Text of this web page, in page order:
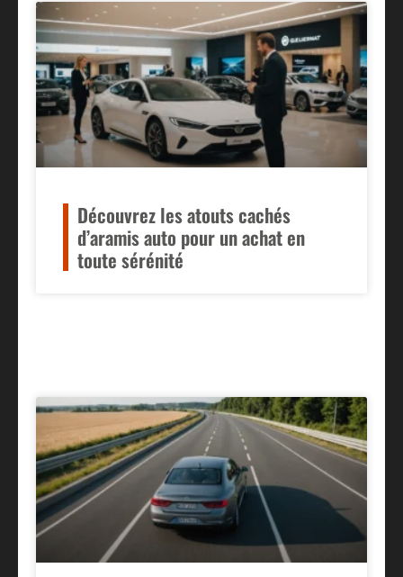
Découvrez les atouts cachés
d’aramis auto pour un achat en
toute sérénité